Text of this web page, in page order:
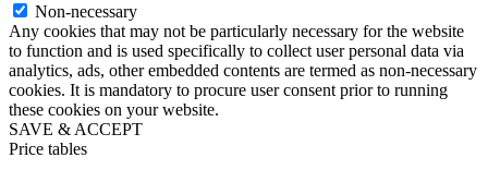
Non-necessary
Any cookies that may not be particularly necessary for the website
to function and is used specifically to collect user personal data via
analytics, ads, other embedded contents are termed as non-necessary
cookies. It is mandatory to procure user consent prior to running
these cookies on your website.
SAVE & ACCEPT
Price tables